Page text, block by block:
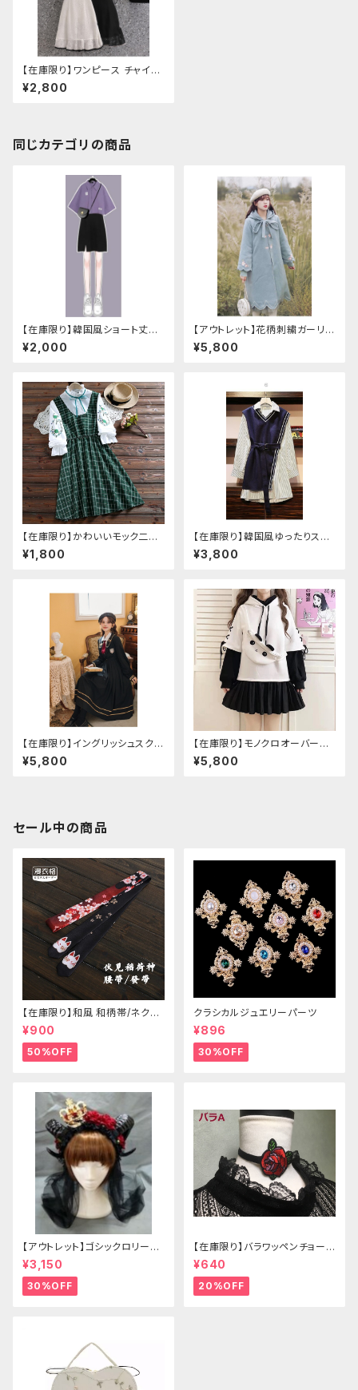
【在庫限り】ワンピース チャイナ
ドレス ショート 七分袖（Mサイ
ズ
¥2,800
同じカテゴリの商品
【在庫限り】韓国風ショート丈シ
ャツ（へそ出し：重ね着
¥2,000
【アウトレット】花柄刺繍ガーリー
フードコート（Lサイズ
¥5,800
【在庫限り】かわいいモック二枚
仕立て長袖チェック柄ワンピー
ス
¥1,800
【在庫限り】韓国風ゆったりスタ
イルニットベスト ＋ ストライプシ
ャツ ベルト付き
¥3,800
【在庫限り】イングリッシュスクー
ルセットアップ
¥5,800
【在庫限り】モノクロオーバーサ
イズパンダパーカー
¥5,800
セール中の商品
【在庫限り】和風 和柄帯/ネクタ
イ/リボン（狐面/金魚
¥900
50%OFF
クラシカルジュエリーパーツ
¥896
30%OFF
【アウトレット】ゴシックロリータ
ゴールドクラウン＆ホーン(ヴェ
ール付き)
¥3,150
30%OFF
【在庫限り】バラワッペンチョーカ
ー
¥640
20%OFF